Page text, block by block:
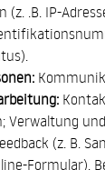
.B. IP-
Verwaltung
(z. B.
Formular).